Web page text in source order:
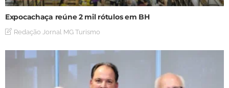
Expocachaça reúne 2 mil rótulos em BH
Redação Jornal MG Turismo